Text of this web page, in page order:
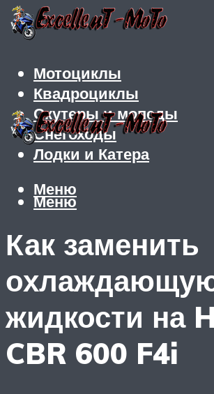
Мотоциклы
Квадроциклы
Скутеры и мопеды
Снегоходы
Лодки и Катера
Меню
Меню
Как заменить
жидкости на
CBR 600 F4i